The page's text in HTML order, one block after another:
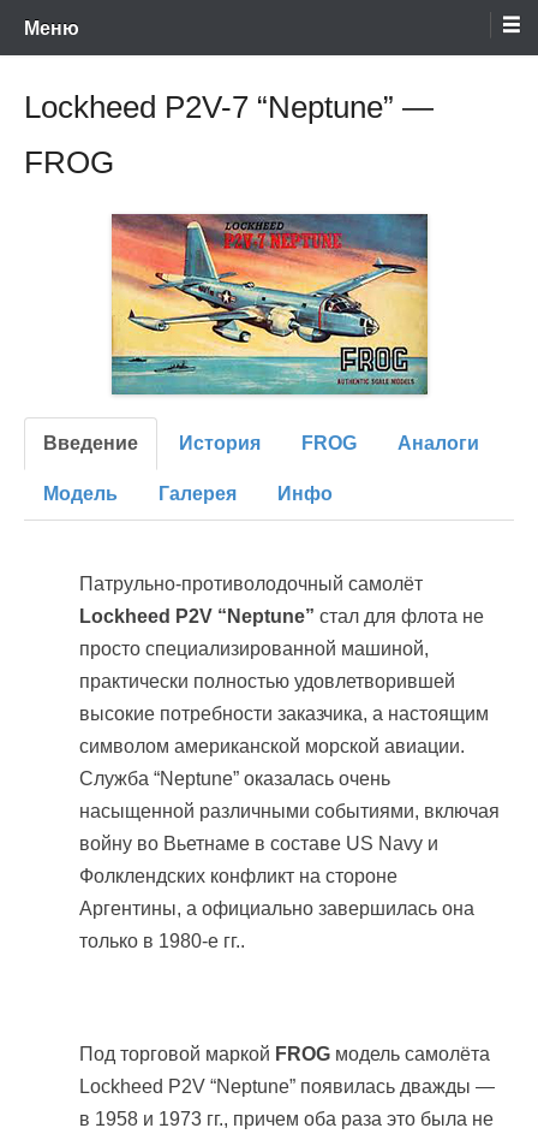
Перейти
Ретро-Модели.Ру
Энциклопедия отечественных и зарубежных сборных моделей
времен СССР и постсоветского периода. Проект участников сайтов
Меню
Lockheed P2V-7 “Neptune” —
FROG
Введение История FROG Аналоги
Модель Галерея Инфо
Патрульно-противолодочный самолёт
Lockheed P2V “Neptune” стал для флота не
просто специализированной машиной,
практически полностью удовлетворившей
высокие потребности заказчика, а настоящим
символом американской морской авиации.
Служба “Neptune” оказалась очень
насыщенной различными событиями, включая
войну во Вьетнаме в составе US Navy и
Фолклендских конфликт на стороне
Аргентины, а официально завершилась она
только в 1980-е гг..
Под торговой маркой FROG модель самолёта
Lockheed P2V “Neptune” появилась дважды —
в 1958 и 1973 гг., причем оба раза это была не